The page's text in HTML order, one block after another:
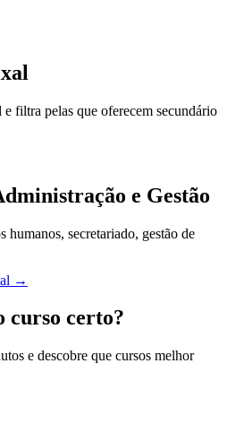
e filtra pelas que oferecem secundário
e Gestão
secretariado, gestão de
→
curso certo?
e descobre que cursos melhor